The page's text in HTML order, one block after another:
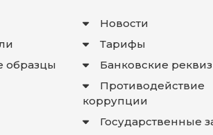
Новости
Тарифы
Банковские
Противодействие
коррупции
Государственные